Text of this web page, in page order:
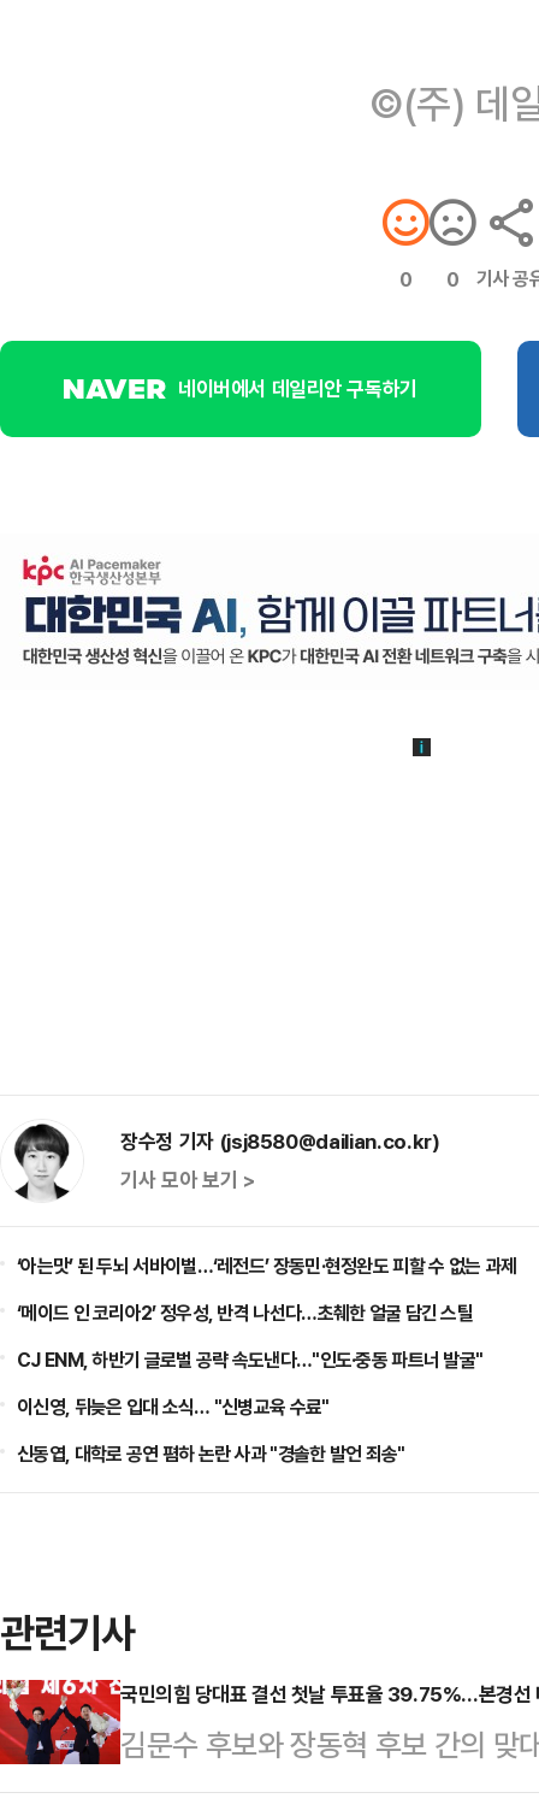
©(주) 데
0 0 기사 공
네이버에서 데일리안 구독하기
장수정 기자 (jsj8580@dailian.co.kr)
기사 모아 보기 >
‘아는맛’ 된 두뇌 서바이벌…‘레전드’ 장동민·현정완도 피할 수 없는 과제
‘메이드 인 코리아2’ 정우성, 반격 나선다…초췌한 얼굴 담긴 스틸
CJ ENM, 하반기 글로벌 공략 속도낸다…"인도·중동 파트너 발굴"
이신영, 뒤늦은 입대 소식… "신병교육 수료"
신동엽, 대학로 공연 폄하 논란 사과 "경솔한 발언 죄송"
관련기사
국민의힘 당대표 결선 첫날 투표율 39.75%…본경
김문수 후보와 장동혁 후보 간의 맞
표의 첫날 투표율이 39.75%로 집